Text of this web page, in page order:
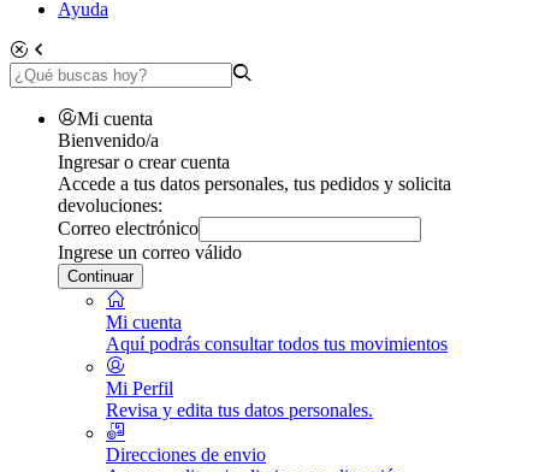
Ayuda
Mi cuenta
Bienvenido/a
Ingresar o crear cuenta
Accede a tus datos personales, tus pedidos y solicita
devoluciones:
Correo electrónico
Ingrese un correo válido
Continuar
Mi cuenta
Aquí podrás consultar todos tus movimientos
Mi Perfil
Revisa y edita tus datos personales.
Direcciones de envio